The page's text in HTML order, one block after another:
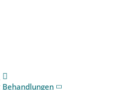
Behandlungen